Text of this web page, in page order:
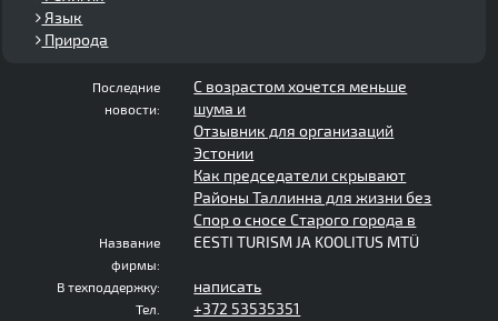
Язык
Природа
Последние
новости:
С возрастом хочется меньше
шума и
Отзывник для организаций
Эстонии
Как председатели скрывают
Районы Таллинна для жизни без
Спор о сносе Старого города в
Название
фирмы:
EESTI TURISM JA KOOLITUS MTÜ
В техподдержку: написать
Тел.
+372 53535351